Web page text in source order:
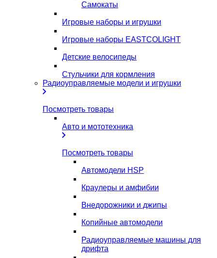
Самокаты
Игровые наборы и игрушки
Игровые наборы EASTCOLIGHT
Детские велосипеды
Стульчики для кормления
Радиоуправляемые модели и игрушки
Посмотреть товары
Авто и мототехника
Посмотреть товары
Автомодели HSP
Краулеры и амфибии
Внедорожники и джипы
Копийные автомодели
Радиоуправляемые машины для
дрифта